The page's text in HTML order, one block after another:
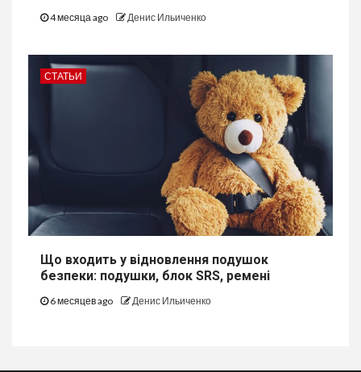
4 месяца ago Денис Ильиченко
СТАТЬИ
Що входить у відновлення подушок
безпеки: подушки, блок SRS, ремені
6 месяцев ago Денис Ильиченко